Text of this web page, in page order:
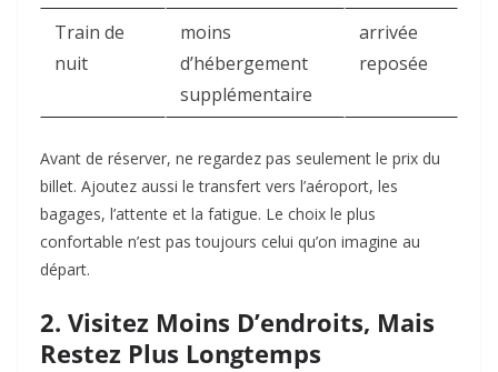
Train de
nuit
moins
d’hébergement
supplémentaire
arrivée
reposée
Avant de réserver, ne regardez pas seulement le prix du
billet. Ajoutez aussi le transfert vers l’aéroport, les
bagages, l’attente et la fatigue. Le choix le plus
confortable n’est pas toujours celui qu’on imagine au
départ.
2. Visitez Moins D’endroits, Mais
Restez Plus Longtemps